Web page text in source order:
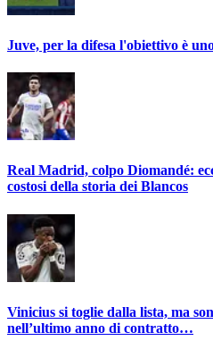
Juve, per la difesa l'obiettivo è
Real Madrid, colpo Diomandé:
costosi della storia dei Blancos
Vinicius si toglie dalla lista, ma
nell’ultimo anno di contratto…